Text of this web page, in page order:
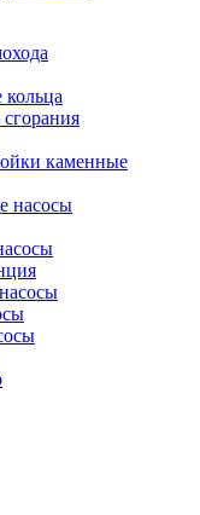
каменные
насосы